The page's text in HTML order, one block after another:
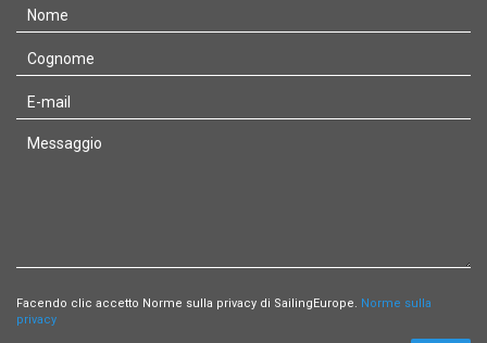
Facendo clic accetto Norme sulla privacy di SailingEurope. Norme sulla
privacy